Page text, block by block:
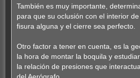
También es muy importante,
para que su oclusión con el interior
fisura alguna y el cierre sea perfecto.
Otro factor a tener en cuenta, es la
la hora de montar la boquila y
la relación de presiones que
del Aerógrafo.